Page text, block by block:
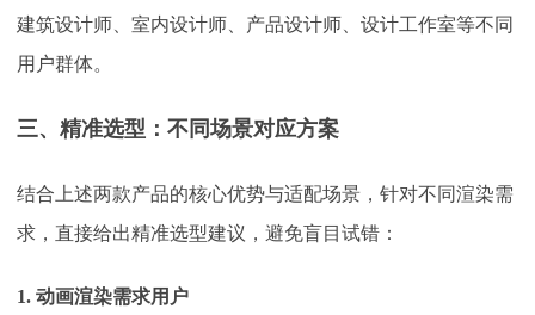
建筑设计师、室内设计师、产品设计师、设计工作室等不同
用户群体。
三、精准选型：不同场景对应方案
结合上述两款产品的核心优势与适配场景，针对不同渲染需
求，直接给出精准选型建议，避免盲目试错：
1. 动画渲染需求用户